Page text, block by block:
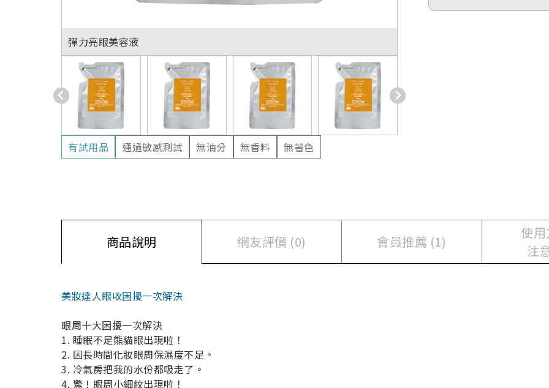
彈力亮眼美容液
有試用品 通過敏感測試 無油分 無香料 無著色
商品說明 網友評價 (0) 會員推薦 (1)
使
注
美妝達人眼收困擾一次解決
眼周十大困擾一次解決
1. 睡眠不足熊貓眼出現啦！
2. 因長時間化妝眼周保濕度不足。
3. 冷氣房把我的水份都吸走了。
4. 驚！眼周小細紋出現啦！